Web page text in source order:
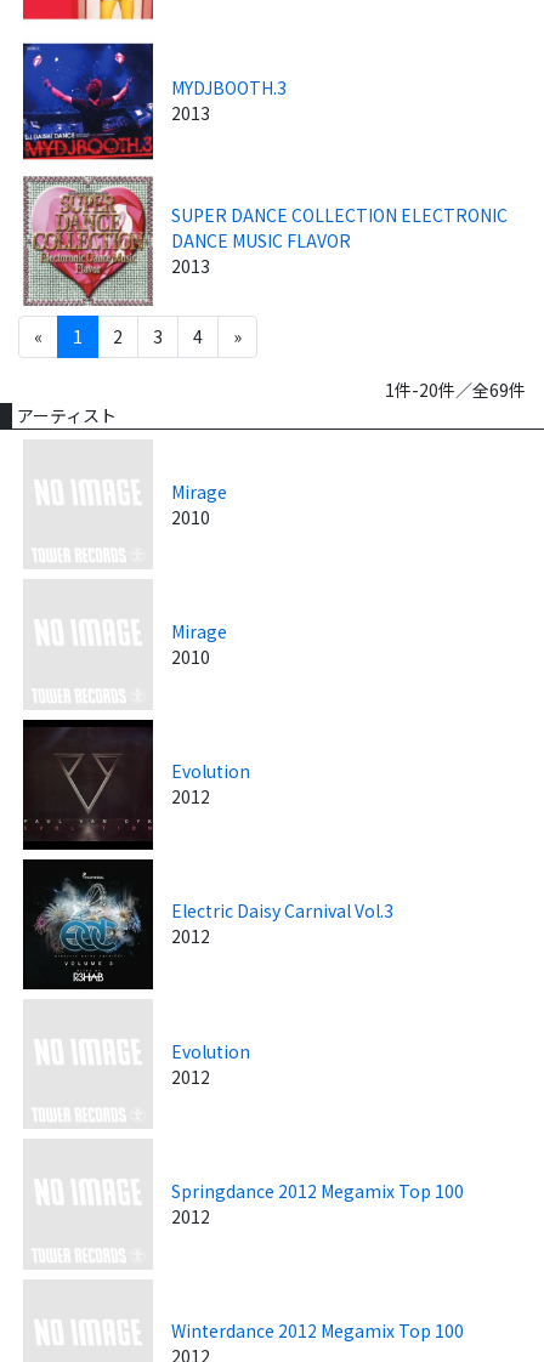
MYDJBOOTH.3
2013
SUPER DANCE COLLECTION ELECTRONIC
DANCE MUSIC FLAVOR
2013
« 1 2 3 4 »
1件-20件／全69件
アーティスト
Mirage
2010
Mirage
2010
Evolution
2012
Electric Daisy Carnival Vol.3
2012
Evolution
2012
Springdance 2012 Megamix Top 100
2012
Winterdance 2012 Megamix Top 100
2012